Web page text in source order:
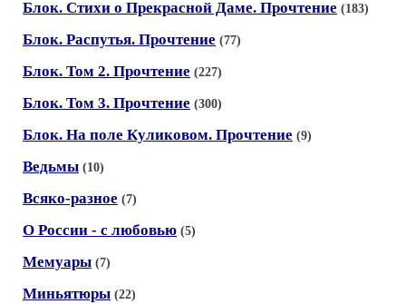
Блок. Стихи о Прекрасной Даме. Прочтение (183)
Блок. Распутья. Прочтение (77)
Блок. Том 2. Прочтение (227)
Блок. Том 3. Прочтение (300)
Блок. На поле Куликовом. Прочтение (9)
Ведьмы (10)
Всяко-разное (7)
О России - с любовью (5)
Мемуары (7)
Миньятюры (22)